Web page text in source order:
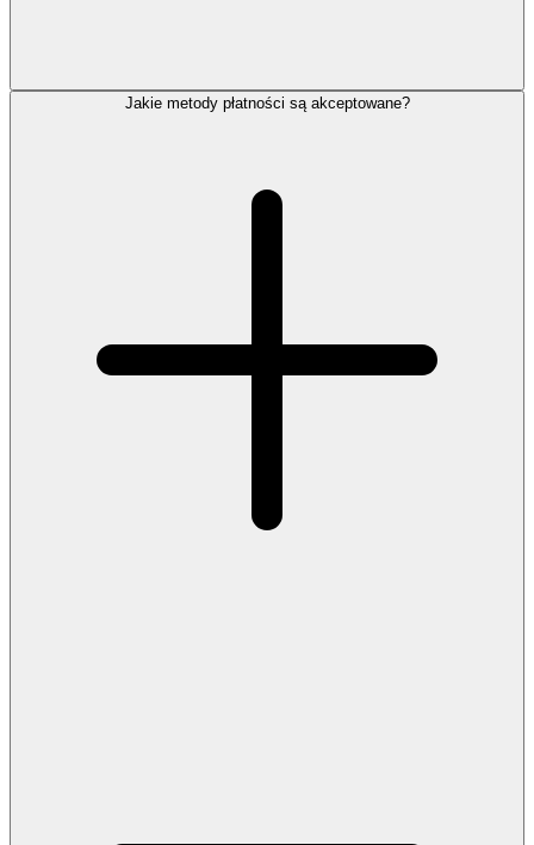
Jakie metody płatności są akceptowane?